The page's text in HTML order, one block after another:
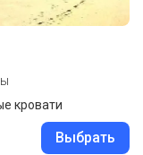
кровати
Выбрать